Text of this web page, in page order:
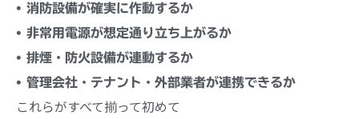
• 消防設備が確実に作動するか
• 非常用電源が想定通り立ち上がるか
• 排煙・防火設備が連動するか
• 管理会社・テナント・外部業者が連携できるか
これらがすべて揃って初めて